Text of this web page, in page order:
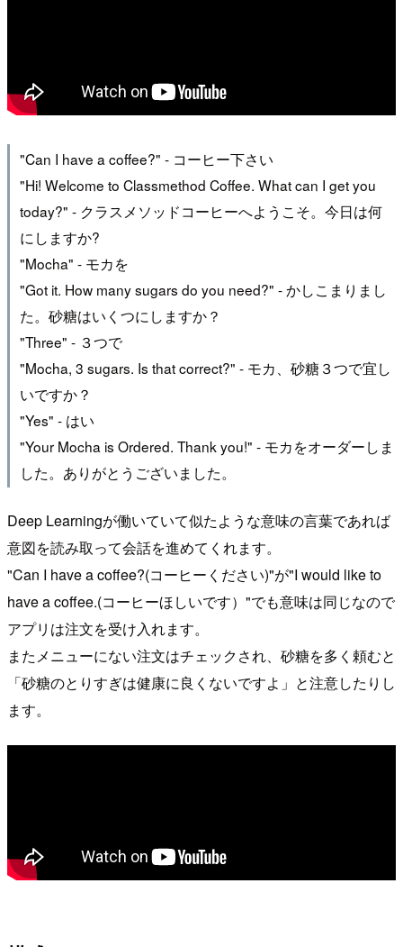
"Can I have a coffee?" - コーヒー下さい
"Hi! Welcome to Classmethod Coffee. What can I get you
today?" - クラスメソッドコーヒーへようこそ。今日は何
にしますか?
"Mocha" - モカを
"Got it. How many sugars do you need?" - かしこまりまし
た。砂糖はいくつにしますか？
"Three" - ３つで
"Mocha, 3 sugars. Is that correct?" - モカ、砂糖３つで宜し
いですか？
"Yes" - はい
"Your Mocha is Ordered. Thank you!" - モカをオーダーしま
した。ありがとうございました。
Deep Learningが働いていて似たような意味の言葉であれば
意図を読み取って会話を進めてくれます。
"Can I have a coffee?(コーヒーください)"が"I would like to
have a coffee.(コーヒーほしいです）"でも意味は同じなので
アプリは注文を受け入れます。
またメニューにない注文はチェックされ、砂糖を多く頼むと
「砂糖のとりすぎは健康に良くないですよ」と注意したりし
ます。